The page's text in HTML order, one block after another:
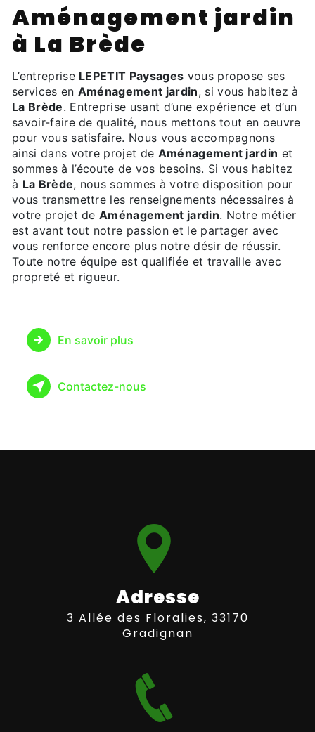
Aménagement jardin
à La Brède
L’entreprise LEPETIT Paysages vous propose ses
services en Aménagement jardin, si vous habitez à
La Brède. Entreprise usant d’une expérience et d’un
savoir-faire de qualité, nous mettons tout en oeuvre
pour vous satisfaire. Nous vous accompagnons
ainsi dans votre projet de Aménagement jardin et
sommes à l’écoute de vos besoins. Si vous habitez
à La Brède, nous sommes à votre disposition pour
vous transmettre les renseignements nécessaires à
votre projet deAménagement jardin. Notre métier
est avant tout notre passion et le partager avec
vous renforce encore plus notre désir de réussir.
Toute notre équipe est qualifiée et travaille avec
propreté et rigueur.
En savoir plus
Contactez-nous
Adresse
3 Allée des Floralies, 33170
Gradignan